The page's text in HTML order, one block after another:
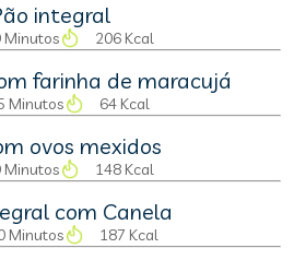
integral
Minutos 206 Kcal
farinha de maracujá
Minutos 64 Kcal
ovos mexidos
Minutos 148 Kcal
com Canela
Minutos 187 Kcal